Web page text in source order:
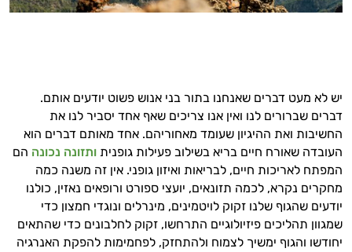
יש לא מעט דברים שאנחנו בתור בני אנוש פשוט יודעים אותם.
דברים שברורים לנו ואין אנו צריכים שאף אחד יסביר לנו את
החשיבות ואת ההיגיון שעומד מאחוריהם. אחד מאותם דברים הוא
העובדה שאורח חיים בריא בשילוב פעילות גופנית ותזונה נכונה הם
המפתח לאריכות חיים, לבריאות ואיזון גופני. אין זה משנה כמה
מחקרים נקרא, לכמה תזונאים, יועצי ספורט ורופאים נאזין, כולנו
יודעים שהגוף שלנו זקוק לויטמינים, מינרלים ונוגדי חמצון כדי
שמגוון תהליכים פיזיולוגיים התרחשו, זקוק לחלבונים כדי שהתאים
יחודשו והגוף ימשיך לצמוח ולהתחזק, לפחמימות להפקת האנרגיה